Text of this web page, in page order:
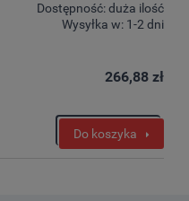
Dostępność:duża ilość
Wysyłka w: 1-2 dni
266,88 zł
Do koszyka